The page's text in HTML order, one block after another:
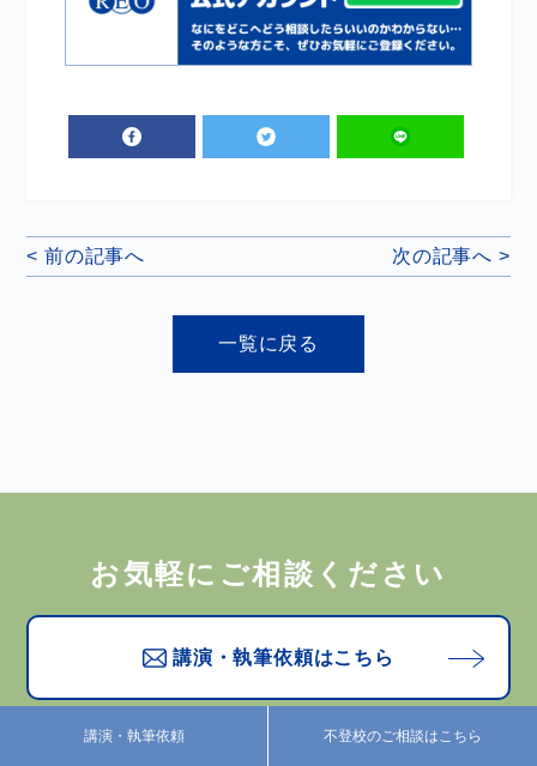
講演・執筆依頼 不登校のご相談はこちら
< 前の記事へ 次の記事へ >
一覧に戻る
お気軽にご相談ください
講演・執筆依頼はこちら